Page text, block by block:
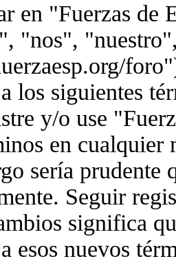
en "Fuerzas de
"nos",
los siguientes
y/o use
en
sería prudente
Seguir
significa
esos nuevos